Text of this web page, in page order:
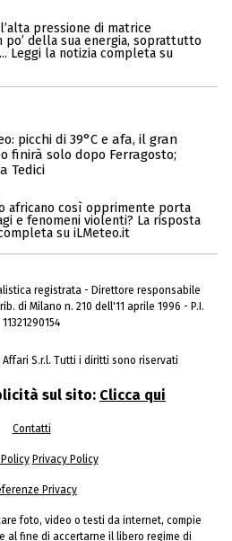
pressione di matrice
della sua energia, soprattutto
Leggi la notizia completa su
picchi di 39°C e afa, il gran
finirà solo dopo Ferragosto;
Tedici
africano così opprimente porta
e fenomeni violenti? La risposta
su iLMeteo.it
registrata - Direttore responsabile
di Milano n. 210 dell'11 aprile 1996 - P.I.
11321290154
S.r.l. Tutti i diritti sono riservati
sul sito: Clicca qui
Contatti
Privacy Policy
Privacy
foto, video o testi da internet, compie
al fine di accertarne il libero regime di